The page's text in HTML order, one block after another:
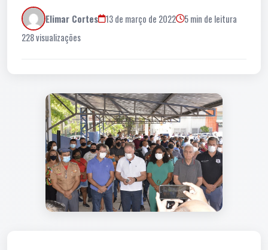
Elimar Cortes 13 de março de 2022
5 min de leitura
228 visualizações